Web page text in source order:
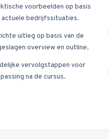
voorbeelden op basis
actuele bedrijfssituaties.
uitleg op basis van de
overview en outline.
vervolgstappen voor
na de cursus.